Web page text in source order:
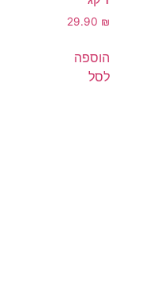
29.90 ₪
הוספה
לסל